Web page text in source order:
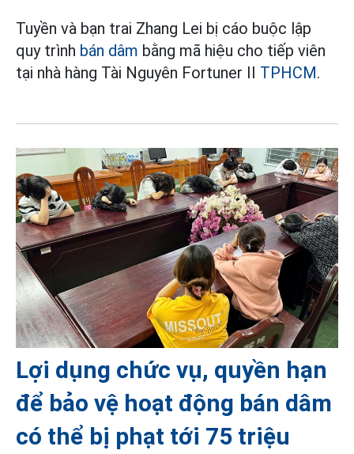
Tuyền và bạn trai Zhang Lei bị cáo buộc lập
quy trình bán dâm bằng mã hiệu cho tiếp viên
tại nhà hàng Tài Nguyên Fortuner II TPHCM.
Lợi dụng chức vụ, quyền hạn
để bảo vệ hoạt động bán dâm
có thể bị phạt tới 75 triệu